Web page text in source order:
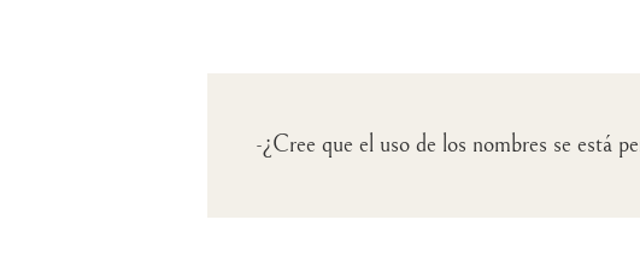
-¿Cree que el uso de los nombres se está